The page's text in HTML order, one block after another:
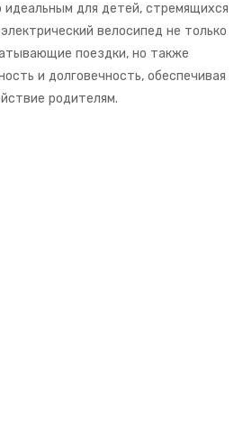
идеальным для детей, стремящихся
велосипед не только
поездки, но также
и долговечность, обеспечивая
родителям.